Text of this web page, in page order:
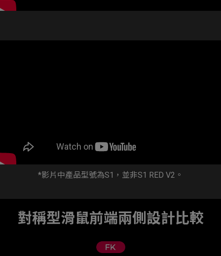
*影片中產品型號為S1，並非S1 RED V2。
對稱型滑鼠前端兩側設計比較